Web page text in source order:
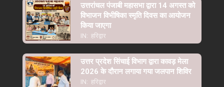
उत्तरांचल पंजाबी महासभा द्वारा 14 अगस्त को
विभाजन विभीषिका स्मृति दिवस का आयोजन
किया जाएगा
IN: हरिद्वार
उत्तर प्रदेश सिंचाई विभाग द्वारा कावड़ मेला
2026 के दौरान लगाया गया जलपान शिविर
IN: हरिद्वार